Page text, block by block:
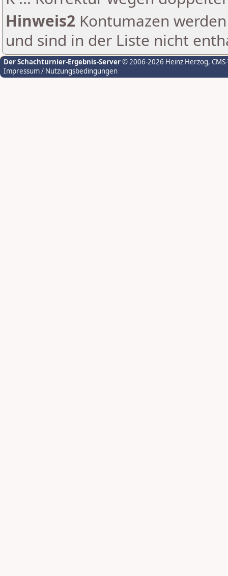
Hinweis2 Kontumazen
und sind in der Liste nicht
Der Schachturnier-Ergebnis-Server© 2006-2026 Heinz Herzog,
Impressum / Nutzungsbedingungen